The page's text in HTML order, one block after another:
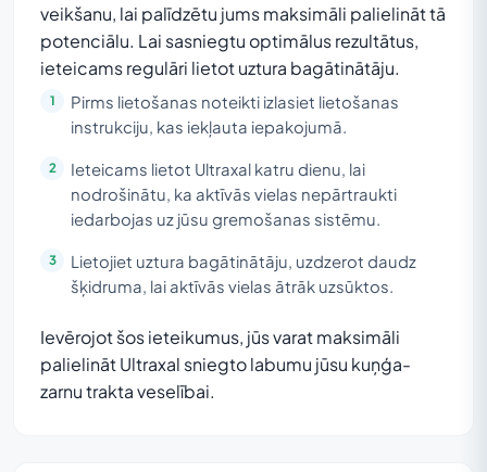
veikšanu, lai palīdzētu jums maksimāli palielināt tā
potenciālu. Lai sasniegtu optimālus rezultātus,
ieteicams regulāri lietot uztura bagātinātāju.
Pirms lietošanas noteikti izlasiet lietošanas
instrukciju, kas iekļauta iepakojumā.
Ieteicams lietot Ultraxal katru dienu, lai
nodrošinātu, ka aktīvās vielas nepārtraukti
iedarbojas uz jūsu gremošanas sistēmu.
Lietojiet uztura bagātinātāju, uzdzerot daudz
šķidruma, lai aktīvās vielas ātrāk uzsūktos.
Ievērojot šos ieteikumus, jūs varat maksimāli
palielināt Ultraxal sniegto labumu jūsu kuņģa-
zarnu trakta veselībai.